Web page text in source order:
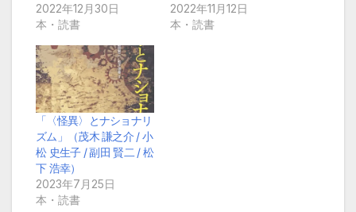
2022年12月30日
本・読書
2022年11月12日
本・読書
「〈怪異〉とナショナリ
ズム」（茂木 謙之介 / 小
松 史生子 / 副田 賢二 / 松
下 浩幸）
2023年7月25日
本・読書